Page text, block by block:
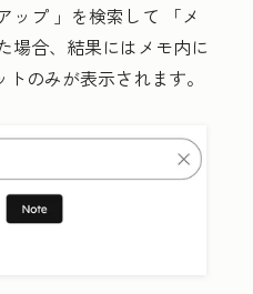
ップ 」を検索して
「メ
場合、結果にはメモ内に
のみが表示されます。